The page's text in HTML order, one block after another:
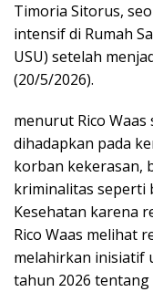
Timoria Sitorus,
intensif di Rumah
USU) setelah
(20/5/2026).
​menurut Rico
dihadapkan pada
korban kekerasan,
kriminalitas seperti
Kesehatan karena
Rico Waas melihat
melahirkan inisiatif
tahun 2026 tentang